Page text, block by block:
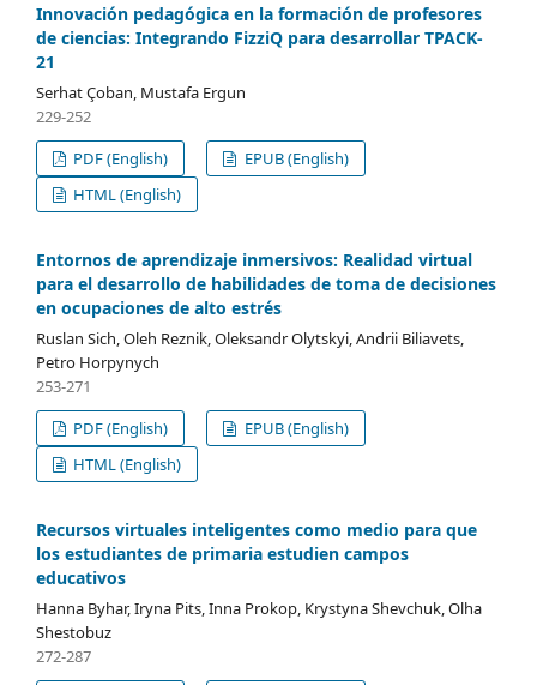
Innovación pedagógica en la formación de profesores
de ciencias: Integrando FizziQ para desarrollar TPACK-
21
Serhat Çoban, Mustafa Ergun
229-252
PDF (English)
EPUB (English)
HTML (English)
Entornos de aprendizaje inmersivos: Realidad virtual
para el desarrollo de habilidades de toma de decisiones
en ocupaciones de alto estrés
Ruslan Sich, Oleh Reznik, Oleksandr Olytskyi, Andrii Biliavets,
Petro Horpynych
253-271
PDF (English)
EPUB (English)
HTML (English)
Recursos virtuales inteligentes como medio para que
los estudiantes de primaria estudien campos
educativos
Hanna Byhar, Iryna Pits, Inna Prokop, Krystyna Shevchuk, Olha
Shestobuz
272-287